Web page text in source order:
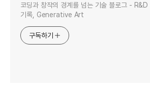
코딩과 창작의 경계를 넘는 기술 블로그 - R&D
기록, Generative Art
구독하기